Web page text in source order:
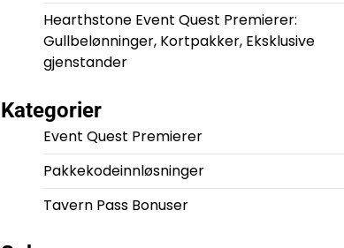
Hearthstone Event Quest Premierer:
Gullbelønninger, Kortpakker, Eksklusive
gjenstander
Kategorier
Event Quest Premierer
Pakkekodeinnløsninger
Tavern Pass Bonuser